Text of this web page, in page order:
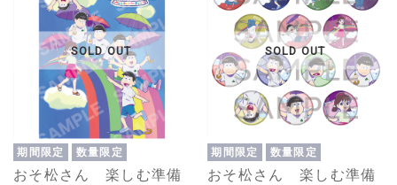
SOLD OUT
期間限定 数量限定
おそ松さん 楽しむ準備
SOLD OUT
期間限定 数量限定
おそ松さん 楽しむ準備